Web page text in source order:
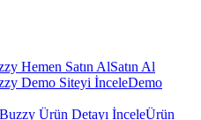
Satın Al
Demo
Ürün